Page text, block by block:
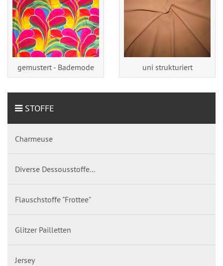
gemustert - Bademode uni strukturiert
STOFFE
Charmeuse
Diverse Dessousstoffe...
Flauschstoffe "Frottee"
Glitzer Pailletten
Jersey